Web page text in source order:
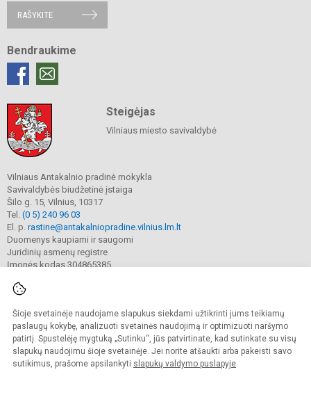
Šioje svetainėje naudojame slapukus siekdami užtikrinti jums teikiamų
paslaugų kokybę, analizuoti svetainės naudojimą ir optimizuoti naršymo
patirtį. Spustelėję mygtuką „Sutinku“, jūs patvirtinate, kad sutinkate su visų
slapukų naudojimu šioje svetainėje. Jei norite atšaukti arba pakeisti savo
sutikimus, prašome apsilankyti slapukų valdymo puslapyje.
RAŠYKITE
Bendraukime
Steigėjas
Vilniaus miesto savivaldybė
Vilniaus Antakalnio pradinė mokykla
Savivaldybės biudžetinė įstaiga
Šilo g. 15, Vilnius, 10317
Tel. (0 5) 240 96 03
El. p. rastine@antakalniopradine.vilnius.lm.lt
Duomenys kaupiami ir saugomi
Juridinių asmenų registre
Įmonės kodas 304865385
© 2023. Vilniaus Antakalnio pradinė mokykla. Visos teisės saugomos.
Kopijuoti turinį be raštiško gimnazijos sutikimo griežtai draudžiama.
Prieinamumo paraiška Slapukų valdymas
Sumanus būdas atnaujinti